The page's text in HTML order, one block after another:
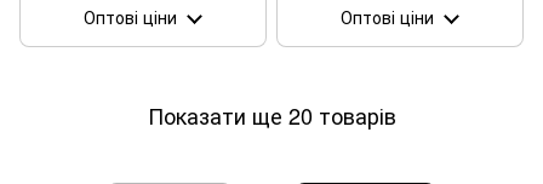
Оптові ціни
Оптові ціни
Показати ще 20 товарів